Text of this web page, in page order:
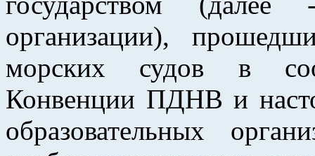
организации),
морских судов в
Конвенции ПДНВ и
образовательных